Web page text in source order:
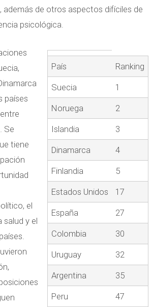
además de otros aspectos difíciles de
psicológica.
País Ranking
Suecia 1
Noruega 2
Islandia 3
Dinamarca 4
Finlandia 5
Estados Unidos 17
España 27
Colombia 30
Uruguay 32
Argentina 35
Peru 47
países
Se
tiene
el
salud y el